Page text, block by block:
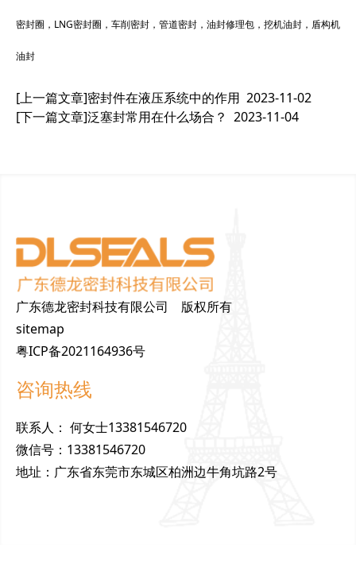
密封圈，LNG密封圈，车削密封，管道密封，油封修理包，挖机油封，盾构机
油封
[上一篇文章]密封件在液压系统中的作用 2023-11-02
[下一篇文章]泛塞封常用在什么场合？ 2023-11-04
广东德龙密封科技有限公司 版权所有
sitemap
粤ICP备2021164936号
咨询热线
联系人 ： 何女士13381546720
微信号 ： 13381546720
地址 ： 广东省东莞市东城区柏洲边牛角坑路2号